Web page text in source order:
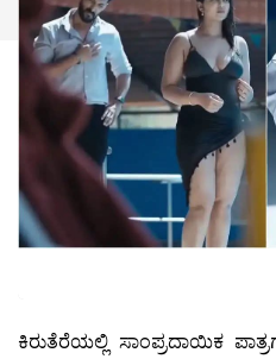
ಕಿರುತೆರೆಯಲ್ಲಿ ಸಾಂಪ್ರದಾಯಿಕ